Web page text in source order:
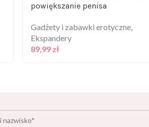
powiększanie penisa
Gadżety i zabawki erotyczne,
Ekspandery
89,99 zł